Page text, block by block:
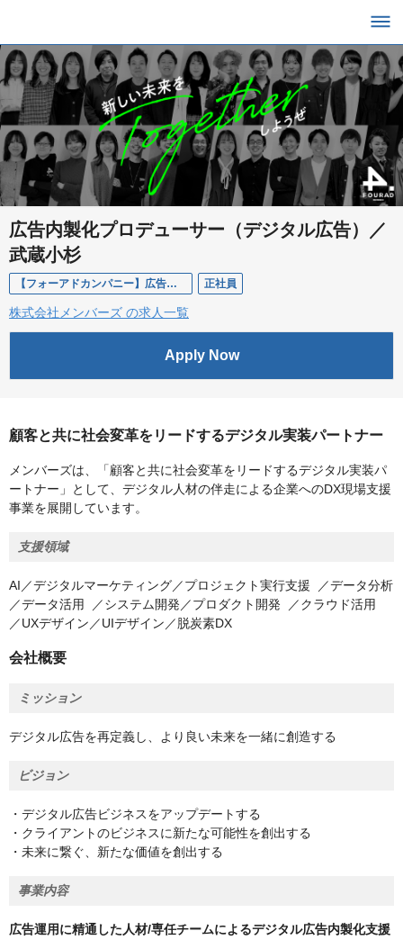
広告内製化プロデューサー（デジタル広告）／
武蔵小杉
【フォーアドカンパニー】広告内製化プロデューサー（デジタル広告） 正社員
株式会社メンバーズ の求人一覧
Apply Now
顧客と共に社会変革をリードするデジタル実装パートナー
メンバーズは、「顧客と共に社会変革をリードするデジタル実装パ
ートナー」として、デジタル人材の伴走による企業へのDX現場支援
事業を展開しています。
支援領域
AI／デジタルマーケティング／プロジェクト実行支援 ／データ分析
／データ活用 ／システム開発／プロダクト開発 ／クラウド活用
／UXデザイン／UIデザイン／脱炭素DX
会社概要
ミッション
デジタル広告を再定義し、より良い未来を一緒に創造する
ビジョン
・デジタル広告ビジネスをアップデートする
・クライアントのビジネスに新たな可能性を創出する
・未来に繋ぐ、新たな価値を創出する
事業内容
広告運用に精通した人材/専任チームによるデジタル広告内製化⽀援